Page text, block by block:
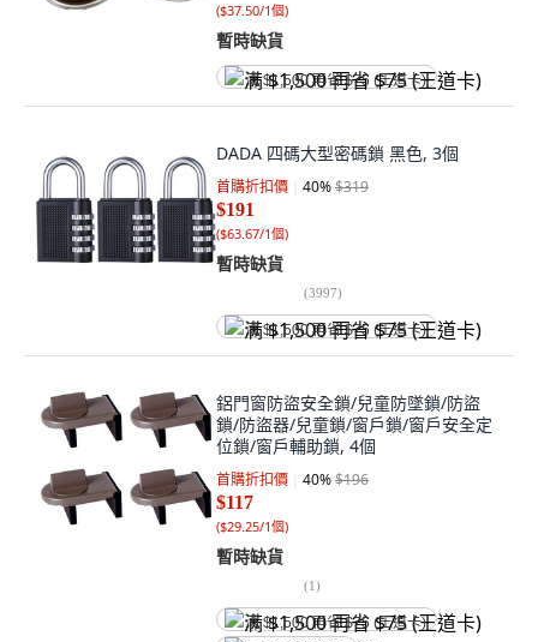
($37.50/1個)
暫時缺貨
满 $1,500 再省 $75 (王道卡)
DADA 四碼大型密碼鎖 黑色, 3個
首購折扣價 40%$319
$191
($63.67/1個)
暫時缺貨
(3997)
满 $1,500 再省 $75 (王道卡)
鋁門窗防盜安全鎖/兒童防墜鎖/防盜
鎖/防盜器/兒童鎖/窗戶鎖/窗戶安全定
位鎖/窗戶輔助鎖, 4個
首購折扣價 40%$196
$117
($29.25/1個)
暫時缺貨
(1)
满 $1,500 再省 $75 (王道卡)